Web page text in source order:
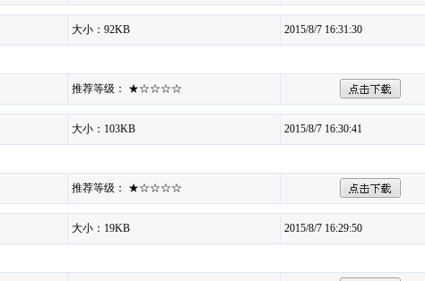
大小：92KB 2015/8/7 16:31:30
推荐等级： ★☆☆☆☆
大小：103KB 2015/8/7 16:30:41
推荐等级： ★☆☆☆☆
大小：19KB 2015/8/7 16:29:50